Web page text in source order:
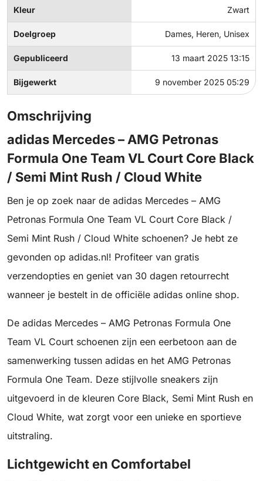
Kleur Zwart
Doelgroep Dames, Heren, Unisex
Gepubliceerd 13 maart 2025 13:15
Bijgewerkt 9 november 2025 05:29
Omschrijving
adidas Mercedes – AMG Petronas
Formula One Team VL Court Core Black
/ Semi Mint Rush / Cloud White
Ben je op zoek naar de adidas Mercedes – AMG
Petronas Formula One Team VL Court Core Black /
Semi Mint Rush / Cloud White schoenen? Je hebt ze
gevonden op adidas.nl! Profiteer van gratis
verzendopties en geniet van 30 dagen retourrecht
wanneer je bestelt in de officiële adidas online shop.
De adidas Mercedes – AMG Petronas Formula One
Team VL Court schoenen zijn een eerbetoon aan de
samenwerking tussen adidas en het AMG Petronas
Formula One Team. Deze stijlvolle sneakers zijn
uitgevoerd in de kleuren Core Black, Semi Mint Rush en
Cloud White, wat zorgt voor een unieke en sportieve
uitstraling.
Lichtgewicht en Comfortabel